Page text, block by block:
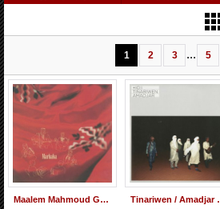
1 2 3 ... 5
Maalem Mahmoud Guinia / Floating Points / James Holden – Marhaba (12inch)